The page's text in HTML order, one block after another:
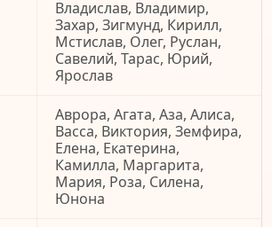
Владислав, Владимир,
Захар, Зигмунд, Кирилл,
Мстислав, Олег, Руслан,
Савелий, Тарас, Юрий,
Ярослав
Аврора, Агата, Аза, Алиса,
Васса, Виктория, Земфира,
Елена, Екатерина,
Камилла, Маргарита,
Мария, Роза, Силена,
Юнона